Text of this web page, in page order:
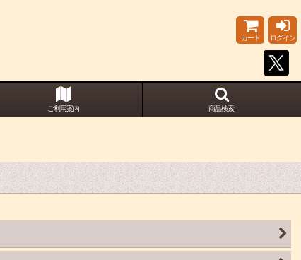
カート ログイン
ご利用案内 商品検索